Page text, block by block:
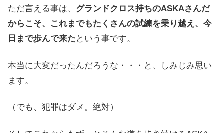
ただ言える事は、 グランドクロス持ちのASKAさんだ
からこそ、これまでもたくさんの試練を乗り越え、今
日まで歩んで来た という事です。
本当に大変だったんだろうな・・・と、しみじみ思い
ます。
（でも、犯罪はダメ。絶対）